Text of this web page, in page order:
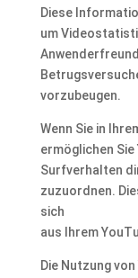
Diese
um
vorzubeugen.
Wenn Sie in
ermöglichen Sie
Surfverhalten
zuzuordnen.
sich
aus Ihrem
Die Nutzung